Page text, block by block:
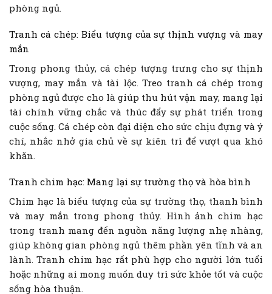
phòng ngủ.
Tranh cá chép: Biểu tượng của sự thịnh vượng và may
mắn
Trong phong thủy, cá chép tượng trưng cho sự thịnh
vượng, may mắn và tài lộc. Treo tranh cá chép trong
phòng ngủ được cho là giúp thu hút vận may, mang lại
tài chính vững chắc và thúc đẩy sự phát triển trong
cuộc sống. Cá chép còn đại diện cho sức chịu đựng và ý
chí, nhắc nhở gia chủ về sự kiên trì để vượt qua khó
khăn.
Tranh chim hạc: Mang lại sự trường thọ và hòa bình
Chim hạc là biểu tượng của sự trường thọ, thanh bình
và may mắn trong phong thủy. Hình ảnh chim hạc
trong tranh mang đến nguồn năng lượng nhẹ nhàng,
giúp không gian phòng ngủ thêm phần yên tĩnh và an
lành. Tranh chim hạc rất phù hợp cho người lớn tuổi
hoặc những ai mong muốn duy trì sức khỏe tốt và cuộc
sống hòa thuận.